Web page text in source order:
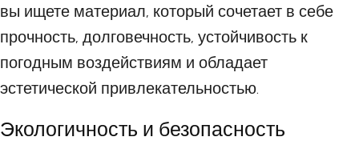
вы ищете материал, который сочетает в себе
прочность, долговечность, устойчивость к
погодным воздействиям и обладает
эстетической привлекательностью.
Экологичность и безопасность